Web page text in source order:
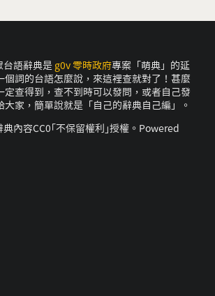
語辭典是 g0v 零時政府專案「萌典」的延
個詞的台語怎麼說，來這裡查就對了！甚麼
定查得到，查不到時可以發問，或者自己發
大家，簡單說就是「自己的辭典自己編」。
典內容CC0｢不保留權利｣授權。Powered